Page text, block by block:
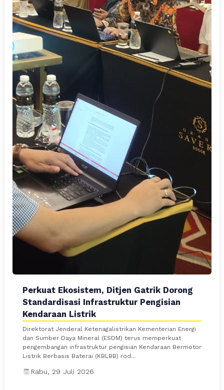
Perkuat Ekosistem, Ditjen Gatrik Dorong
Standardisasi Infrastruktur Pengisian
Kendaraan Listrik
Direktorat Jenderal Ketenagalistrikan Kementerian Energi
dan Sumber Daya Mineral (ESDM) terus memperkuat
pengembangan infrastruktur pengisian Kendaraan Bermotor
Listrik Berbasis Baterai (KBLBB) rod...
Rabu, 29 Juli 2026